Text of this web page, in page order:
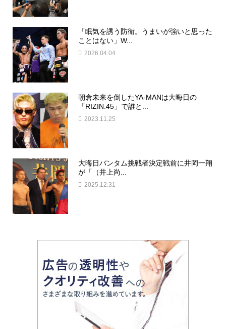
「眠気を誘う防衛。うまいが強いと思った
ことはない」W...
2026.04.04
朝倉未来を倒したYA-MANは大晦日の
「RIZIN.45」で誰と...
2023.11.25
大晦日バンタム挑戦者決定戦前に井岡一翔
が「（井上尚...
2025.12.31